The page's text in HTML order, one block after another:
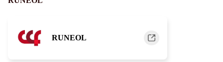
RUNEOL